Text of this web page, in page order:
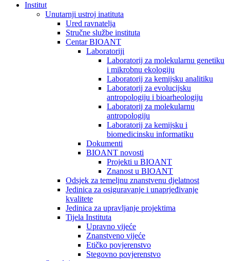
Institut
Unutarnji ustroj inatituta
Ured ravnatelja
Stručne službe instituta
Centar BIOANT
Laboratoriji
Laboratorij za molekularnu genetiku
i mikrobnu ekologiju
Laboratorij za kemijsku analitiku
Laboratorij za evolucijsku
antropologiju i bioarheologiju
Laboratorij za molekularnu
antropologiju
Laboratorij za kemijsku i
biomedicinsku informatiku
Dokumenti
BIOANT novosti
Projekti u BIOANT
Znanost u BIOANT
Odsjek za temeljnu znanstvenu djelatnost
Jedinica za osiguravanje i unaprjeđivanje
kvalitete
Jedinica za upravljanje projektima
Tijela Instituta
Upravno vijeće
Znanstveno vijeće
Etičko povjerenstvo
Stegovno povjerenstvo